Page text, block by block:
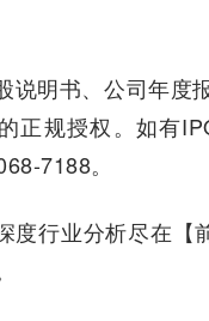
说明书、公司年度
正规授权。如有
7188。
度行业分析尽在【